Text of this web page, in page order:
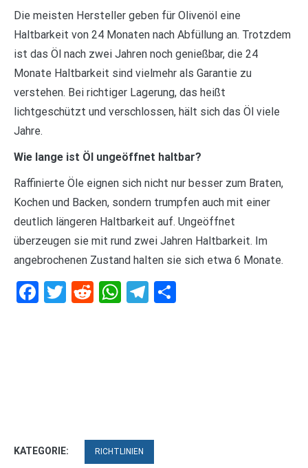
Die meisten Hersteller geben für Olivenöl eine
Haltbarkeit von 24 Monaten nach Abfüllung an. Trotzdem
ist das Öl nach zwei Jahren noch genießbar, die 24
Monate Haltbarkeit sind vielmehr als Garantie zu
verstehen. Bei richtiger Lagerung, das heißt
lichtgeschützt und verschlossen, hält sich das Öl viele
Jahre.
Wie lange ist Öl ungeöffnet haltbar?
Raffinierte Öle eignen sich nicht nur besser zum Braten,
Kochen und Backen, sondern trumpfen auch mit einer
deutlich längeren Haltbarkeit auf. Ungeöffnet
überzeugen sie mit rund zwei Jahren Haltbarkeit. Im
angebrochenen Zustand halten sie sich etwa 6 Monate.
Facebook
Twitter
RedditWhatsApp
Telegram
KATEGORIE: RICHTLINIEN